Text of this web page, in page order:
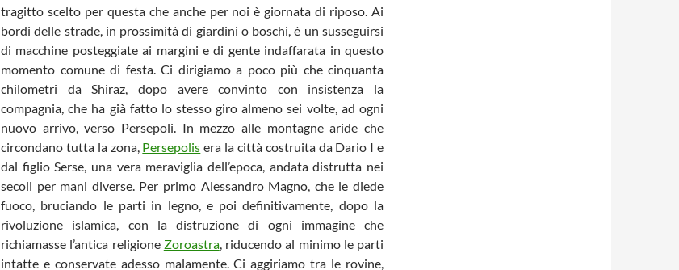
tragitto scelto per questa che anche per noi è giornata di riposo. Ai
bordi delle strade, in prossimità di giardini o boschi, è un susseguirsi
di macchine posteggiate ai margini e di gente indaffarata in questo
momento comune di festa. Ci dirigiamo a poco più che cinquanta
chilometri da Shiraz, dopo avere convinto con insistenza la
compagnia, che ha già fatto lo stesso giro almeno sei volte, ad ogni
nuovo arrivo, verso Persepoli. In mezzo alle montagne aride che
circondano tutta la zona, Persepolis era la città costruita da Dario I e
dal figlio Serse, una vera meraviglia dell’epoca, andata distrutta nei
secoli per mani diverse. Per primo Alessandro Magno, che le diede
fuoco, bruciando le parti in legno, e poi definitivamente, dopo la
rivoluzione islamica, con la distruzione di ogni immagine che
richiamasse l’antica religione Zoroastra, riducendo al minimo le parti
intatte e conservate adesso malamente. Ci aggiriamo tra le rovine,